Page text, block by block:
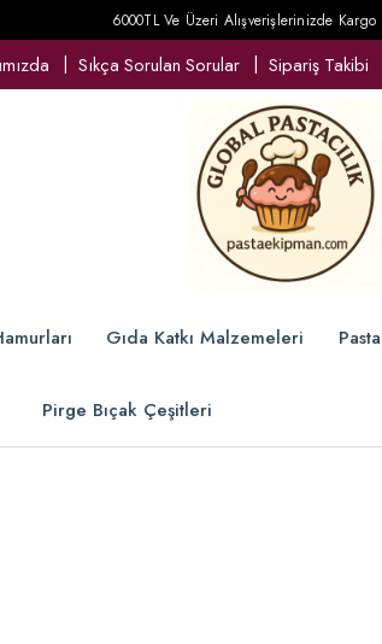
6000TL Ve Üzeri Alışverişlerinizde Kargo
Sıkça Sorulan Sorular Sipariş Takibi
Gıda Katkı Malzemeleri
Pirge Bıçak Çeşitleri